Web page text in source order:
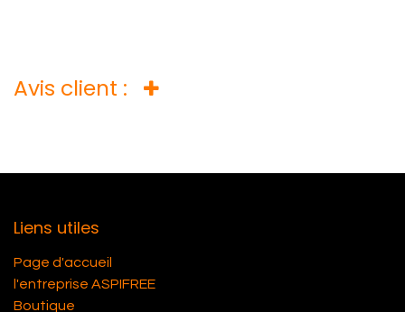
Avis client :
Liens utiles
Page d'accueil
l'entreprise ASPIFREE
Boutique